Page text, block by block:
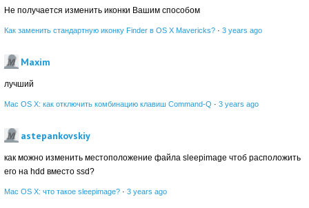
Не получается изменить иконки Вашим способом
Как заменить стандартную иконку Finder в OS X Mavericks? · 3 years ago
Maxim
лучший
Mac OS X: как отключить комбинацию клавиш Command-Q · 3 years ago
astepankovskiy
как можно изменить местоположение файла sleepimage чтоб расположить
его на hdd вместо ssd?
Mac OS X: что такое sleepimage? · 3 years ago